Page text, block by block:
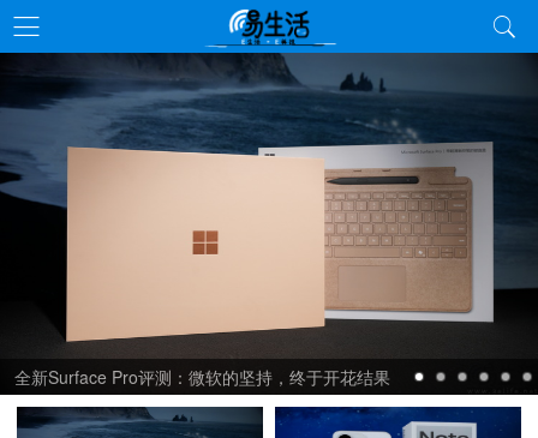
全新Surface Pro评测：微软的坚持，终于开花结果